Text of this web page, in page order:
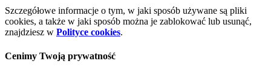
Szczegółowe informacje o tym, w jaki sposób używane są pliki
cookies, a także w jaki sposób można je zablokować lub usunąć,
znajdziesz w Polityce cookies.
Cenimy Twoją prywatność